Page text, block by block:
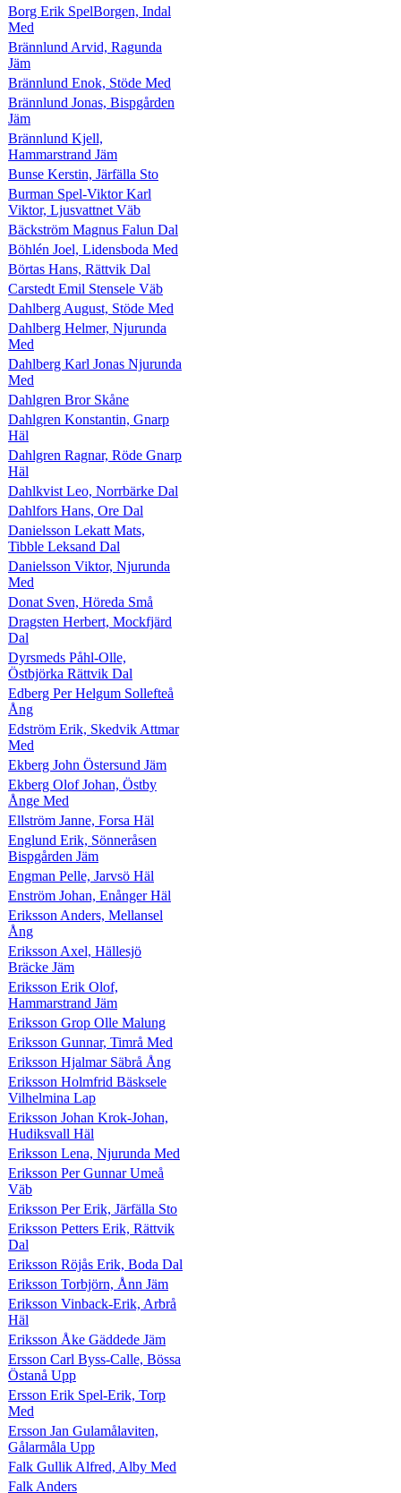
Borg Erik SpelBorgen, Indal
Med
Brännlund Arvid, Ragunda
Jäm
Brännlund Enok, Stöde Med
Brännlund Jonas, Bispgården
Jäm
Brännlund Kjell,
Hammarstrand Jäm
Bunse Kerstin, Järfälla Sto
Burman Spel-Viktor Karl
Viktor, Ljusvattnet Väb
Bäckström Magnus Falun Dal
Böhlén Joel, Lidensboda Med
Börtas Hans, Rättvik Dal
Carstedt Emil Stensele Väb
Dahlberg August, Stöde Med
Dahlberg Helmer, Njurunda
Med
Dahlberg Karl Jonas Njurunda
Med
Dahlgren Bror Skåne
Dahlgren Konstantin, Gnarp
Häl
Dahlgren Ragnar, Röde Gnarp
Häl
Dahlkvist Leo, Norrbärke Dal
Dahlfors Hans, Ore Dal
Danielsson Lekatt Mats,
Tibble Leksand Dal
Danielsson Viktor, Njurunda
Med
Donat Sven, Höreda Små
Dragsten Herbert, Mockfjärd
Dal
Dyrsmeds Påhl-Olle,
Östbjörka Rättvik Dal
Edberg Per Helgum Sollefteå
Ång
Edström Erik, Skedvik Attmar
Med
Ekberg John Östersund Jäm
Ekberg Olof Johan, Östby
Ånge Med
Ellström Janne, Forsa Häl
Englund Erik, Sönneråsen
Bispgården Jäm
Engman Pelle, Jarvsö Häl
Enström Johan, Enånger Häl
Eriksson Anders, Mellansel
Ång
Eriksson Axel, Hällesjö
Bräcke Jäm
Eriksson Erik Olof,
Hammarstrand Jäm
Eriksson Grop Olle Malung
Eriksson Gunnar, Timrå Med
Eriksson Hjalmar Säbrå Ång
Eriksson Holmfrid Bäsksele
Vilhelmina Lap
Eriksson Johan Krok-Johan,
Hudiksvall Häl
Eriksson Lena, Njurunda Med
Eriksson Per Gunnar Umeå
Väb
Eriksson Per Erik, Järfälla Sto
Eriksson Petters Erik, Rättvik
Dal
Eriksson Röjås Erik, Boda Dal
Eriksson Torbjörn, Ånn Jäm
Eriksson Vinback-Erik, Arbrå
Häl
Eriksson Åke Gäddede Jäm
Ersson Carl Byss-Calle, Bössa
Östanå Upp
Ersson Erik Spel-Erik, Torp
Med
Ersson Jan Gulamålaviten,
Gålarmåla Upp
Falk Gullik Alfred, Alby Med
Falk Anders